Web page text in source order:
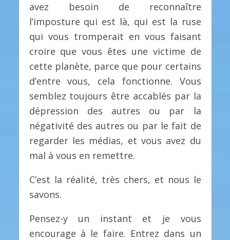
avez besoin de reconnaître
l’imposture qui est là, qui est la ruse
qui vous tromperait en vous faisant
croire que vous êtes une victime de
cette planète, parce que pour certains
d’entre vous, cela fonctionne. Vous
semblez toujours être accablés par la
dépression des autres ou par la
négativité des autres ou par le fait de
regarder les médias, et vous avez du
mal à vous en remettre.
C’est la réalité, très chers, et nous le
savons.
Pensez-y un instant et je vous
encourage à le faire. Entrez dans un